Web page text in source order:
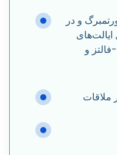
و در
مسئول ایالت‌های
و